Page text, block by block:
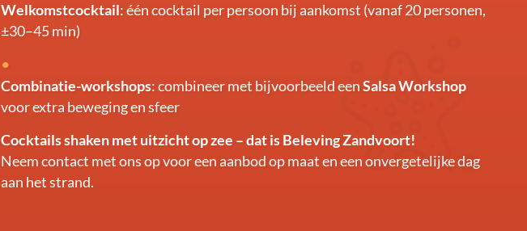
Welkomstcocktail: één cocktail per persoon bij aankomst (vanaf 20 personen,
±30–45 min)
Combinatie-workshops: combineer met bijvoorbeeld eenSalsa Workshop
voor extra beweging en sfeer
Cocktails shaken met uitzicht op zee – dat is Beleving Zandvoort!
Neem contact met ons op voor een aanbod op maat en een onvergetelijke dag
aan het strand.